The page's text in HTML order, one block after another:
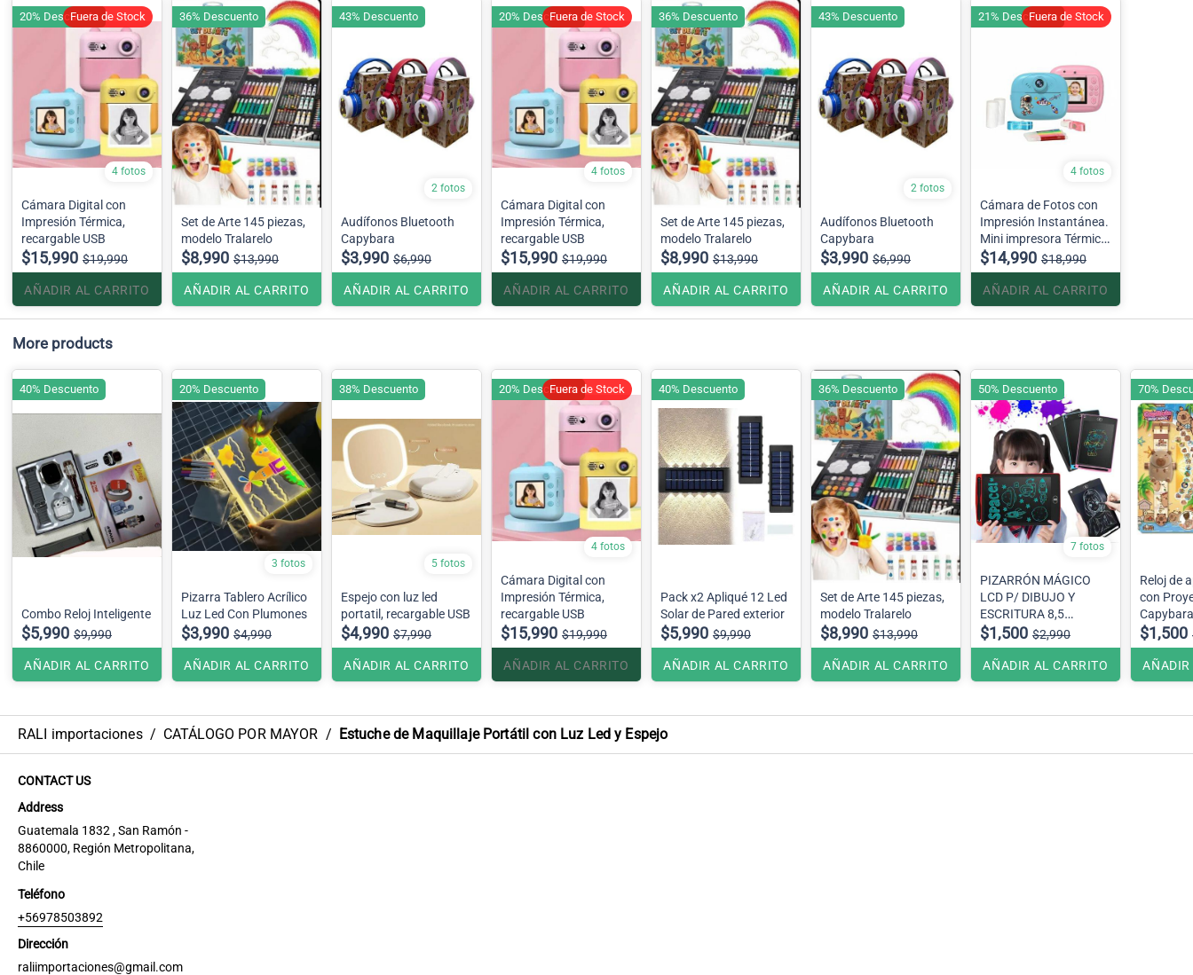
4 fotos
Cámara Digital con
Impresión Térmica,
recargable USB
$15,990 $19,990
AÑADIR AL CARRITO
20% DescuentoFuera de Stock
Set de Arte 145 piezas,
modelo Tralarelo
$8,990 $13,990
AÑADIR AL CARRITO
36% Descuento
2 fotos
Audífonos Bluetooth
Capybara
$3,990 $6,990
AÑADIR AL CARRITO
43% Descuento
4 fotos
Cámara Digital con
Impresión Térmica,
recargable USB
$15,990 $19,990
AÑADIR AL CARRITO
20% DescuentoFuera de Stock
Set de Arte 145 piezas,
modelo Tralarelo
$8,990 $13,990
AÑADIR AL CARRITO
36% Descuento
2 fotos
Audífonos Bluetooth
Capybara
$3,990 $6,990
AÑADIR AL CARRITO
43% Descuento
4 fotos
Cámara de Fotos con
Impresión Instantánea.
Mini impresora Térmica
para niños
$14,990 $18,990
AÑADIR AL CARRITO
21% DescuentoFuera de Stock
More products
Combo Reloj Inteligente
$5,990 $9,990
AÑADIR AL CARRITO
40% Descuento
3 fotos
Pizarra Tablero Acrílico
Luz Led Con Plumones
$3,990 $4,990
AÑADIR AL CARRITO
20% Descuento
5 fotos
Espejo con luz led
portatil, recargable USB
$4,990 $7,990
AÑADIR AL CARRITO
38% Descuento
4 fotos
Cámara Digital con
Impresión Térmica,
recargable USB
$15,990 $19,990
AÑADIR AL CARRITO
20% DescuentoFuera de Stock
Pack x2 Apliqué 12 Led
Solar de Pared exterior
$5,990 $9,990
AÑADIR AL CARRITO
40% Descuento
Set de Arte 145 piezas,
modelo Tralarelo
$8,990 $13,990
AÑADIR AL CARRITO
36% Descuento
7 fotos
PIZARRÓN MÁGICO
LCD P/ DIBUJO Y
ESCRITURA 8,5
PULGADAS
$1,500 $2,990
AÑADIR AL CARRITO
50% Descuento
Reloj de
con
Capybara
$1,500
AÑADIR
70%
RALI importaciones / CATÁLOGO POR MAYOR / Estuche de Maquillaje Portátil con Luz Led y Espejo
CONTACT US
Address
Guatemala 1832 , San Ramón -
8860000, Región Metropolitana,
Chile
Teléfono
+56978503892
Dirección
raliimportaciones@gmail.com